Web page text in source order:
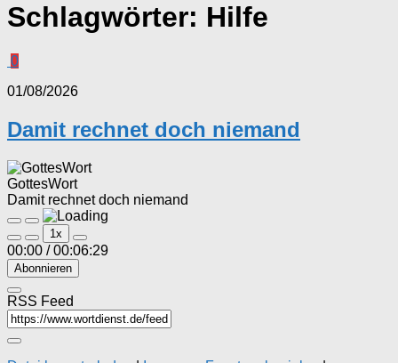
Schlagwörter: Hilfe
0
01/08/2026
Damit rechnet doch niemand
GottesWort
Damit rechnet doch niemand
Play
Episode
Pause
Episode
1x
00:00 / 00:06:29
Abonnieren
RSS Feed